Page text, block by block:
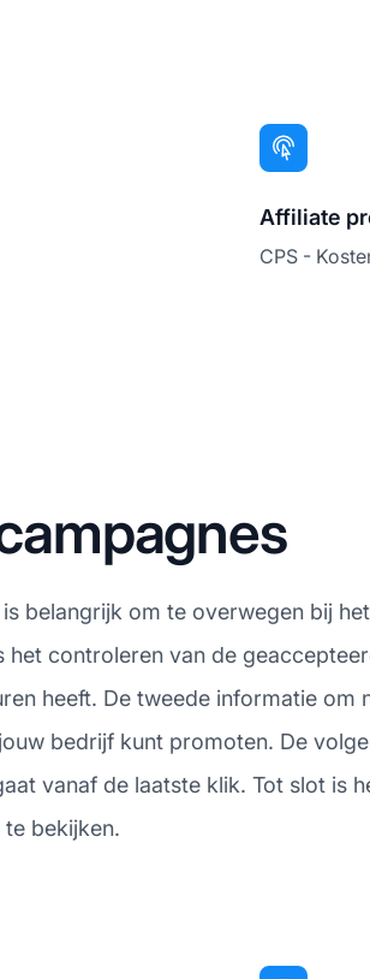
Affiliate
CPS -
belangrijk om te overwegen bij
controleren van de
heeft. De tweede informatie om
bedrijf kunt promoten. De
vanaf de laatste klik. Tot slot is
bekijken.